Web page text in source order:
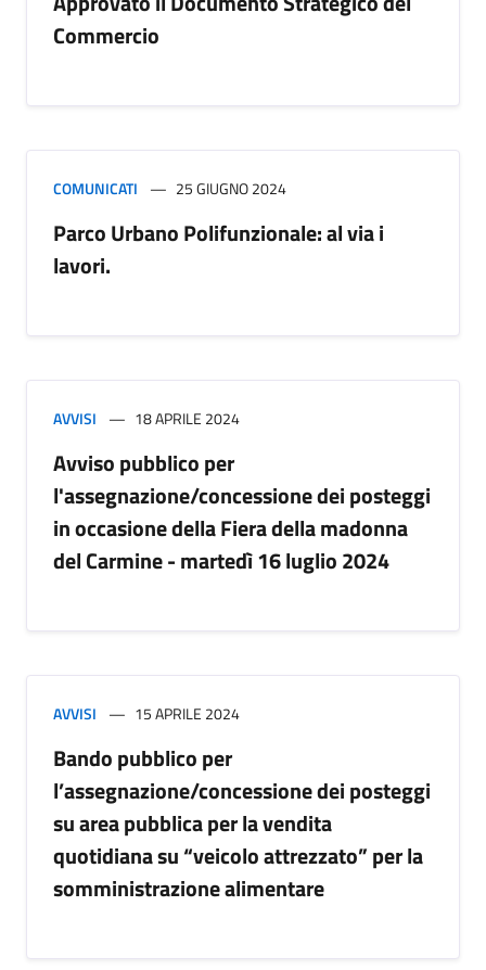
Commercio
COMUNICATI 25 GIUGNO 2024
Parco Urbano Polifunzionale: al via i
lavori.
AVVISI 18 APRILE 2024
Avviso pubblico per
l'assegnazione/concessione dei posteggi
in occasione della Fiera della madonna
del Carmine - martedì 16 luglio 2024
AVVISI 15 APRILE 2024
Bando pubblico per
l’assegnazione/concessione dei posteggi
su area pubblica per la vendita
quotidiana su “veicolo attrezzato” per la
somministrazione alimentare